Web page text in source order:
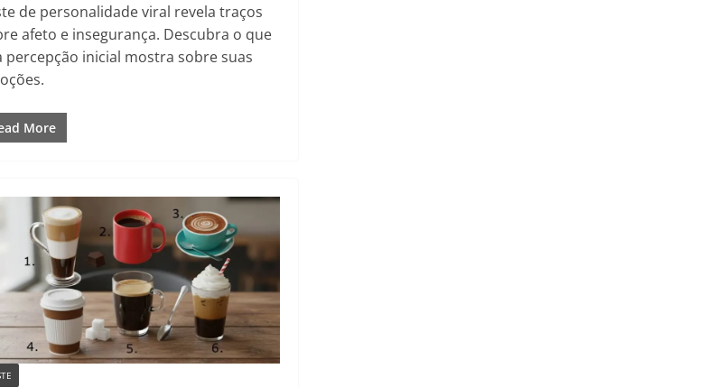
de personalidade viral revela traços
afeto e insegurança. Descubra o que
percepção inicial mostra sobre suas
More